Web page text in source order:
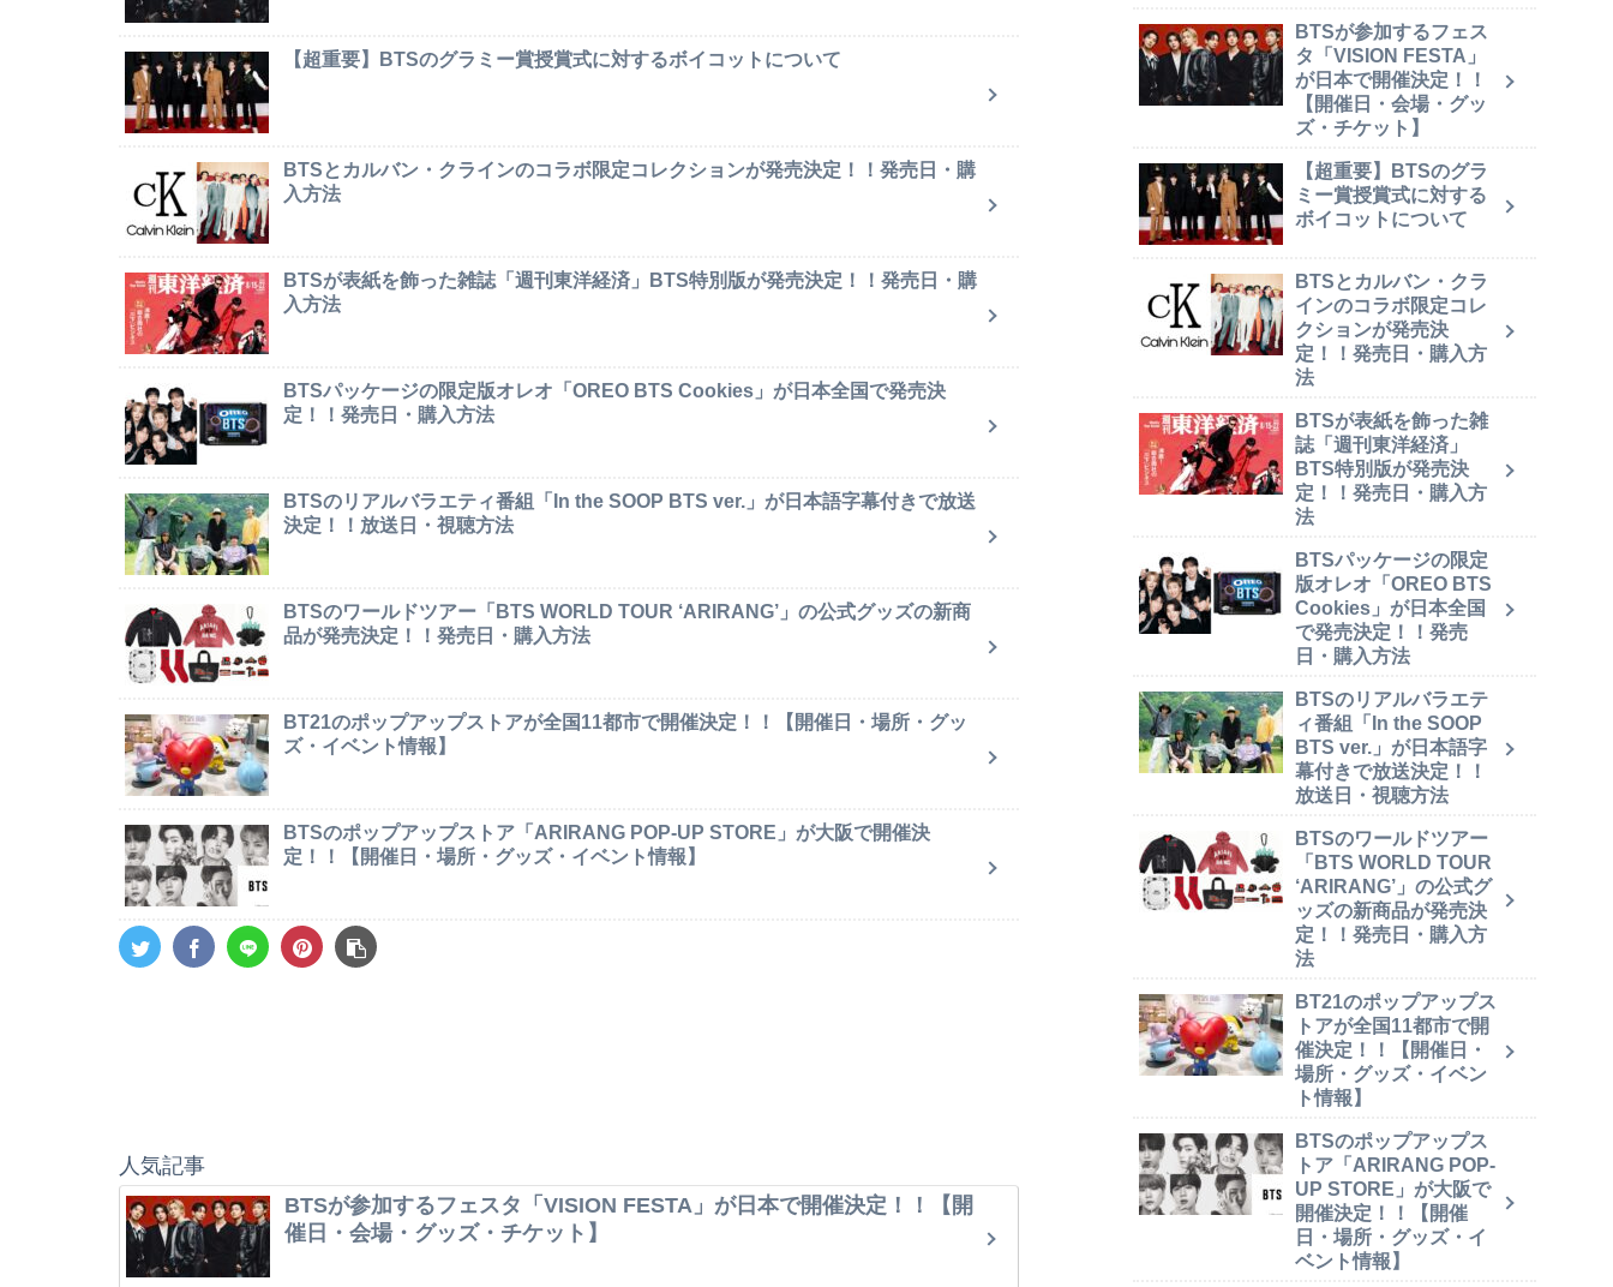
【超重要】BTSのグラミー賞授賞式に対するボイコットについて
BTSとカルバン・クラインのコラボ限定コレクションが発売決定！！発売日・購
入方法
BTSが表紙を飾った雑誌「週刊東洋経済」BTS特別版が発売決定！！発売日・購
入方法
BTSパッケージの限定版オレオ「OREO BTS Cookies」が日本全国で発売決
定！！発売日・購入方法
BTSのリアルバラエティ番組「In the SOOP BTS ver.」が日本語字幕付きで放送
決定！！放送日・視聴方法
BTSのワールドツアー「BTS WORLD TOUR ‘ARIRANG’」の公式グッズの新商
品が発売決定！！発売日・購入方法
BT21のポップアップストアが全国11都市で開催決定！！【開催日・場所・グッ
ズ・イベント情報】
BTSのポップアップストア「ARIRANG POP-UP STORE」が大阪で開催決
定！！【開催日・場所・グッズ・イベント情報】
人気記事
BTSが参加するフェスタ「VISION FESTA」が日本で開催決定！！【開
催日・会場・グッズ・チケット】
BTSが参加するフェス
タ「VISION FESTA」
が日本で開催決定！！
【開催日・会場・グッ
ズ・チケット】
【超重要】BTSのグラ
ミー賞授賞式に対する
ボイコットについて
BTSとカルバン・クラ
インのコラボ限定コレ
クションが発売決
定！！発売日・購入方
法
BTSが表紙を飾った雑
誌「週刊東洋経済」
BTS特別版が発売決
定！！発売日・購入方
法
BTSパッケージの限定
版オレオ「OREO BTS
Cookies」が日本全国
で発売決定！！発売
日・購入方法
BTSのリアルバラエテ
ィ番組「In the SOOP
BTS ver.」が日本語字
幕付きで放送決定！！
放送日・視聴方法
BTSのワールドツアー
「BTS WORLD TOUR
‘ARIRANG’」の公式グ
ッズの新商品が発売決
定！！発売日・購入方
法
BT21のポップアップス
トアが全国11都市で開
催決定！！【開催日・
場所・グッズ・イベン
ト情報】
BTSのポップアップス
トア「ARIRANG POP-
UP STORE」が大阪で
開催決定！！【開催
日・場所・グッズ・イ
ベント情報】